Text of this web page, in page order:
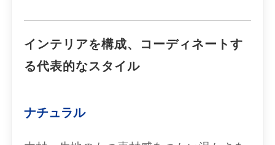
インテリアを構成、コーディネートす
る代表的なスタイル
ナチュラル